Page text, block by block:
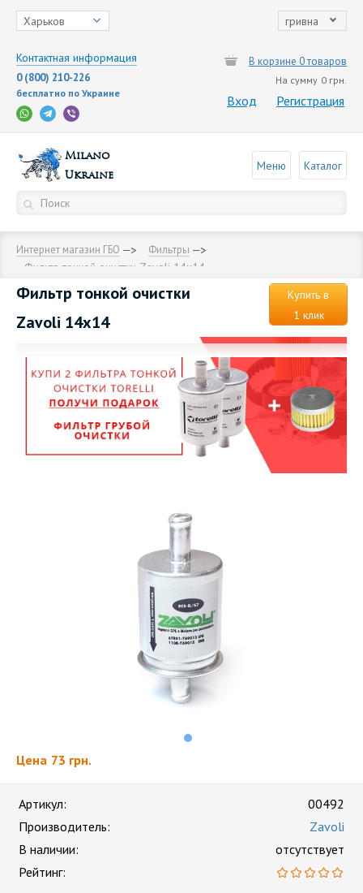
Харьков гривна
Контактная информация
0 (800) 210-226
бесплатно по Украине
В корзине 0 товаров
На сумму 0 грн.
Вход Регистрация
Milano
Ukraine
Меню Каталог
Интернет магазин ГБО Фильтры
Фильтр тонкой очистки Zavoli 14х14
Фильтр тонкой очистки
Zavoli 14х14
Купить в
1 клик
Цена 73 грн.
Артикул:
00492
Производитель:
Zavoli
В наличии:
отсутствует
Рейтинг: